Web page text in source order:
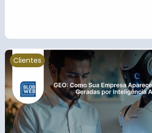
Clientes